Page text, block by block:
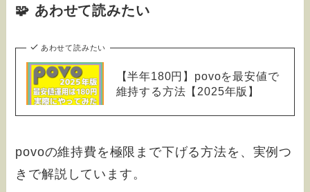
🧩 あわせて読みたい
あわせて読みたい
【半年180円】povoを最安値で
維持する方法【2025年版】
povoの維持費を極限まで下げる方法を、実例つ
きで解説しています。